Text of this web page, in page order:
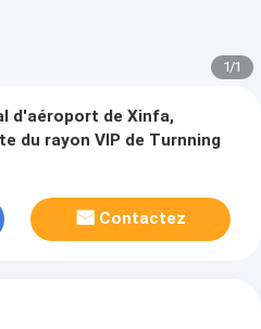
1/1
d'aéroport de Xinfa,
du rayon VIP de Turnning
Contactez